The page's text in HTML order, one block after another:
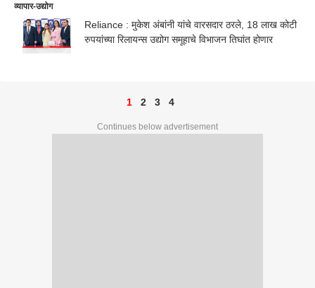
व्यापार-उद्योग
Reliance : मुकेश अंबांनी यांचे वारसदार ठरले, 18 लाख कोटी
रुपयांच्या रिलायन्स उद्योग समूहाचे विभाजन तिघांत होणार
1 2 3 4
Continues below advertisement